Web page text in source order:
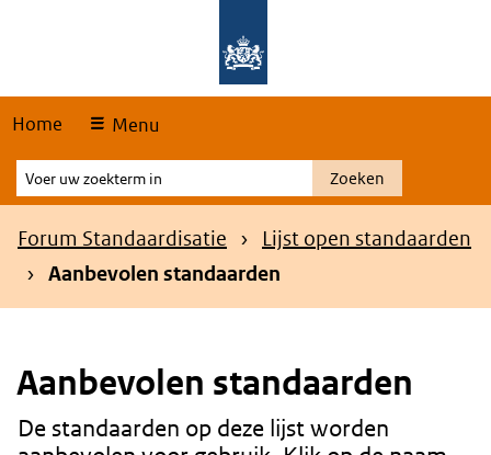
Home Menu
Voer
uw
zoekterm
Zoeken
Kruimelpad
Forum Standaardisatie
Lijst open standaarden
Aanbevolen standaarden
Aanbevolen standaarden
De standaarden op deze lijst worden